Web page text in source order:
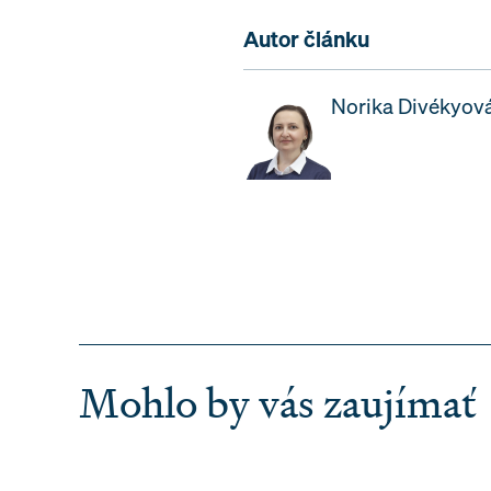
Autor článku
Norika
Mohlo by vás zaujímať